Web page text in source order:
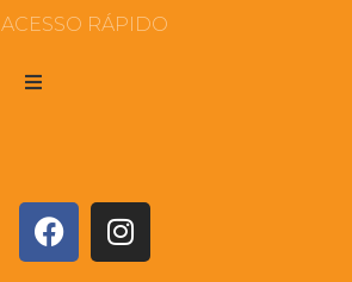
ACESSO RÁPIDO